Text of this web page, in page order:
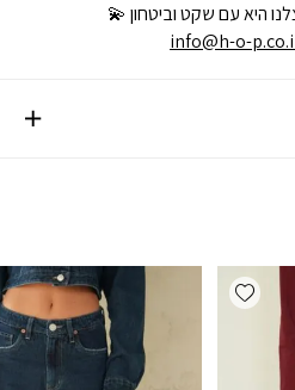
היא עם שקט וביטחון 💫
info@h-o-
Add wishlist